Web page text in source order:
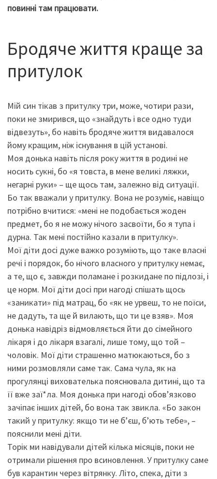
повинні там працювати.
Бродяче життя краще за
притулок
Мій син тікав з притулку три, може, чотири рази,
поки не змирився, що «знайдуть і все одно туди
відвезуть», бо навіть бродяче життя видавалося
йому кращим, ніж існування в цій установі.
Моя донька навіть після року життя в родині не
носить сукні, бо «я товста, в мене великі ляжки,
негарні руки» – ще щось там, залежно від ситуації.
Бо так вважали у притулку. Вона не розуміє, навіщо
потрібно вчитися: «мені не подобається жоден
предмет, бо я не можу нічого засвоїти, бо я тупа і
дурна. Так мені постійно казали в притулку».
Мої діти досі дуже важко розуміють, що таке власні
речі і порядок, бо нічого власного у притулку немає,
а те, що є, завжди поламане і розкидане по підлозі, і
це норм. Мої діти досі при нагоді спішать щось
«заникати» під матрац, бо «як не урвеш, то не поїси,
не дадуть, та ще й вилають, що ти це взяв». Моя
донька навідріз відмовляється йти до сімейного
лікаря і до лікаря взагалі, лише тому, що той –
чоловік. Мої діти страшенно матюкаються, бо з
ними розмовляли саме так. Сама чула, як на
прогулянці вихователька пояснювала дитині, що та
її вже заї*ла. Моя донька при нагоді обов’язково
зачіпає інших дітей, бо вона так звикла. «Бо закон
такий у притулку: якщо ти не б’єш, б’ють тебе», –
пояснили мені діти.
Торік ми навідували дітей кілька місяців, поки не
отримали рішення про всиновлення. У притулку саме
був карантин через вітрянку. Літо, спека, діти з